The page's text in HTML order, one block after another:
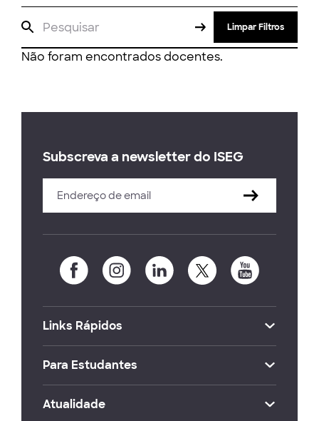
Limpar Filtros
Não foram encontrados docentes.
Subscreva a newsletter do ISEG
Links Rápidos
Para Estudantes
Atualidade